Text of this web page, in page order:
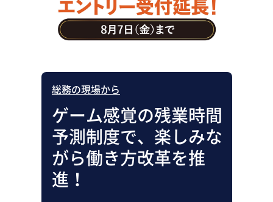
総務の現場から
ゲーム感覚の残業時間
予測制度で、楽しみな
がら働き方改革を推
進！